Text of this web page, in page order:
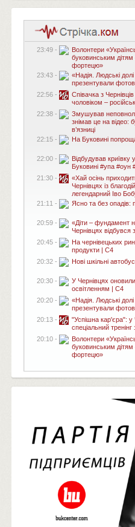
23:49 -
Волонтери
буковинським
фортецю»
23:43 -
«Надія. Людські
презентували
22:56 -
Співачка з
чоловіком –
22:38 -
Змушував
знімав це на відео:
в’язниці
22:15 -
На Буковині
22:00 -
Відбудував криївку
Буковині #упа #оун
21:30 -
«Хай осінь
Чернівцях із
легендарний Іво
21:11 -
Ясно та без опадів:
20:59 -
«Діти – фундамент
Чернівцях відбувся
20:45 -
На чернівецьких
продукти | C4
20:32 -
Нові шкільні
20:30 -
У Чернівцях
освітленням | C4
20:20 -
«Надія. Людські
презентували
20:13 -
"Успішна кар'єра": у
спеціальний
20:10 -
Волонтери
буковинським
фортецю»